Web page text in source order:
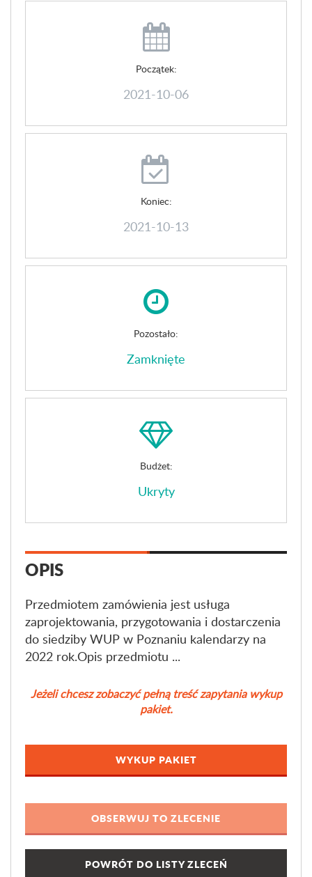
Początek:
2021-10-06
Koniec:
2021-10-13
Pozostało:
Zamknięte
Budżet:
Ukryty
OPIS
Przedmiotem zamówienia jest usługa
zaprojektowania, przygotowania i dostarczenia
do siedziby WUP w Poznaniu kalendarzy na
2022 rok.Opis przedmiotu ...
Jeżeli chcesz zobaczyć pełną treść zapytania wykup
pakiet.
WYKUP PAKIET
POWRÓT DO LISTY ZLECEŃ